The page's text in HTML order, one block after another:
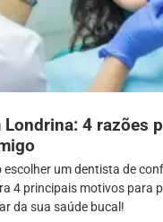
Londrina: 4 razões
escolher um dentista de
4 principais motivos para
da sua saúde bucal!